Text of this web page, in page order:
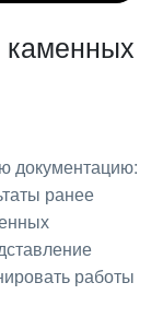
документацию:
ранее
работы